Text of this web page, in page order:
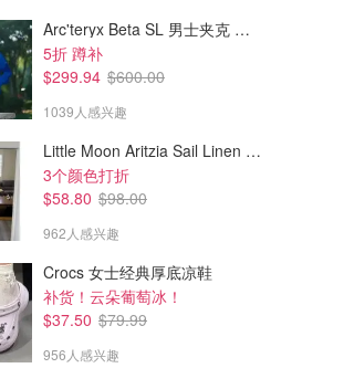
Arc'teryx Beta SL 男士夹克 黑色
5折 蹲补
$299.94 $600.00
1039人感兴趣
Little Moon Aritzia Sail Linen 长裤 麻织
3个颜色打折
$58.80 $98.00
962人感兴趣
Crocs 女士经典厚底凉鞋
补货！云朵葡萄冰！
$37.50 $79.99
956人感兴趣